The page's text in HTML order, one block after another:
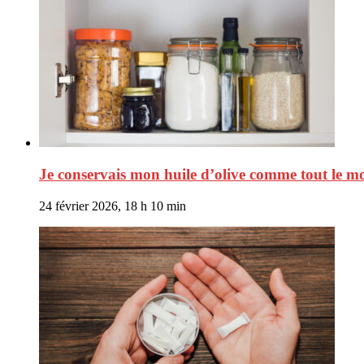
Je conservais mon huile d’olive comme tout le
24 février 2026, 18 h 10 min